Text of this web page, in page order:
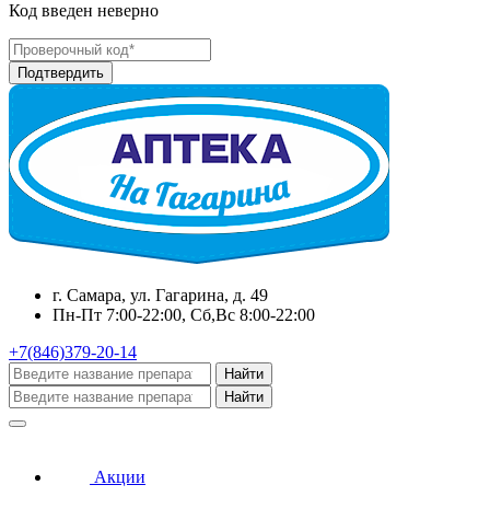
Код введен неверно
г. Самара, ул. Гагарина, д. 49
Пн-Пт 7:00-22:00, Сб,Вс 8:00-22:00
+7(846)379-20-14
Найти
Найти
Акции